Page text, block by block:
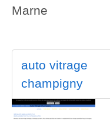
Marne
auto vitrage
champigny